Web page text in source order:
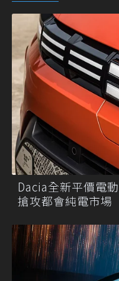
Dacia全新平價電
搶攻都會純電市場